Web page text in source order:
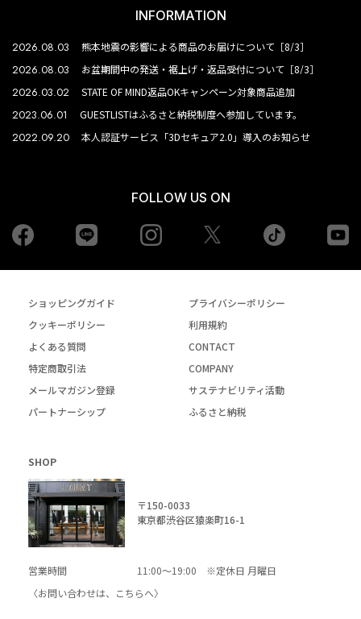
INFORMATION
2026.08.03 熊本地震の影響による商品のお届けについて［8/3］
2026.08.03 お盆期間中の発送・裾上げ・返品受付について［8/3］
2026.03.02 STATE OF MIND返品OKキャンペーン対象商品追加
2023.06.01 GUESTLISTはふるさと納税制度へ参加しています。
2022.09.20 本人認証サービス「3Dセキュア2.0」導入のお知らせ
FOLLOW US ON
Facebook Instagram tiktok
ショッピングガイド
プライバシーポリシー
クッキーポリシー
利用規約
よくある質問
CONTACT
特定商取引法
COMPANY
メールマガジン登録
サステナビリティ活動
パートナーシップ
ふるさと納税
SHOP
〒150-0033
東京都渋谷区猿楽町16-1
営業時間
11:00～19:00 ※定休日 月曜日
〈お問い合わせは、
こちらへ〉